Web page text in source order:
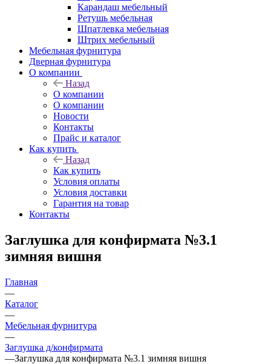
Карандаш мебельный
Ретушь мебельная
Шпатлевка мебельная
Штрих мебельный
Мебельная фурнитура
Дверная фурнитура
О компании
Назад
О компании
О компании
Новости
Контакты
Прайс и каталог
Как купить
Назад
Как купить
Условия оплаты
Условия доставки
Гарантия на товар
Контакты
Заглушка для конфирмата №3.1
зимняя вишня
Главная
—
Каталог
—
Мебельная фурнитура
—
Заглушка д/конфирмата
—Заглушка для конфирмата №3.1 зимняя вишня